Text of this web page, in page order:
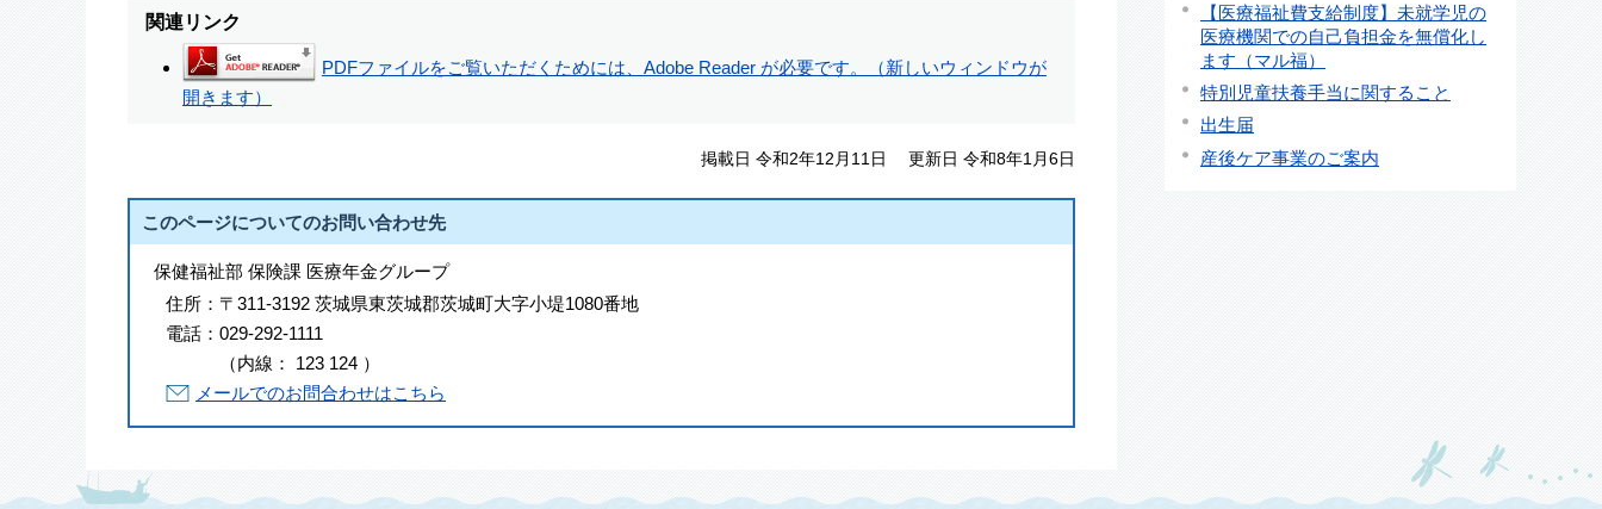
関連リンク
PDFファイルをご覧いただくためには、Adobe Reader が必要です。（新しいウィンドウが
開きます）
掲載日 令和2年12月11日 更新日 令和8年1月6日
このページについてのお問い合わせ先
保健福祉部 保険課 医療年金グループ
住所： 〒311-3192 茨城県東茨城郡茨城町大字小堤1080番地
電話： 029-292-1111
（内線 ： 123 124 ）
メールでのお問合わせはこちら
【医療福祉費支給制度】未就学児の
医療機関での自己負担金を無償化し
ます（マル福）
特別児童扶養手当に関すること
出生届
産後ケア事業のご案内